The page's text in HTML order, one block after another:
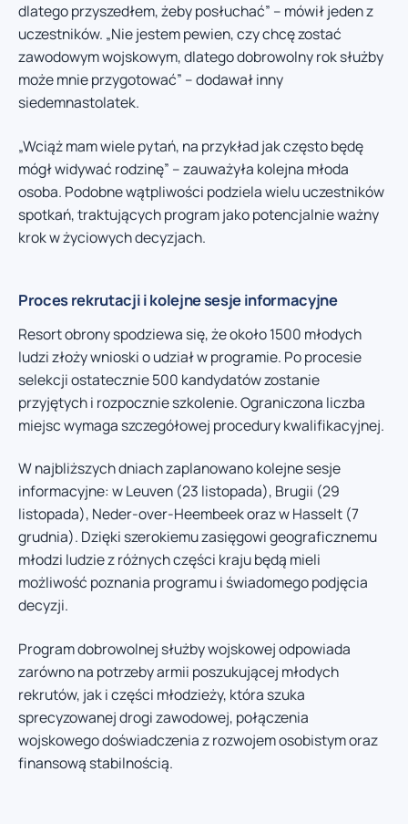
dlatego przyszedłem, żeby posłuchać” – mówił jeden z
uczestników. „Nie jestem pewien, czy chcę zostać
zawodowym wojskowym, dlatego dobrowolny rok służby
może mnie przygotować” – dodawał inny
siedemnastolatek.
„Wciąż mam wiele pytań, na przykład jak często będę
mógł widywać rodzinę” – zauważyła kolejna młoda
osoba. Podobne wątpliwości podziela wielu uczestników
spotkań, traktujących program jako potencjalnie ważny
krok w życiowych decyzjach.
Proces rekrutacji i kolejne sesje informacyjne
Resort obrony spodziewa się, że około 1500 młodych
ludzi złoży wnioski o udział w programie. Po procesie
selekcji ostatecznie 500 kandydatów zostanie
przyjętych i rozpocznie szkolenie. Ograniczona liczba
miejsc wymaga szczegółowej procedury kwalifikacyjnej.
W najbliższych dniach zaplanowano kolejne sesje
informacyjne: w Leuven (23 listopada), Brugii (29
listopada), Neder-over-Heembeek oraz w Hasselt (7
grudnia). Dzięki szerokiemu zasięgowi geograficznemu
młodzi ludzie z różnych części kraju będą mieli
możliwość poznania programu i świadomego podjęcia
decyzji.
Program dobrowolnej służby wojskowej odpowiada
zarówno na potrzeby armii poszukującej młodych
rekrutów, jak i części młodzieży, która szuka
sprecyzowanej drogi zawodowej, połączenia
wojskowego doświadczenia z rozwojem osobistym oraz
finansową stabilnością.